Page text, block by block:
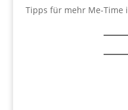
Tipps für mehr Me-Time